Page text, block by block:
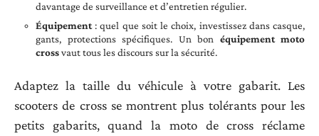
davantage de surveillance et d’entretien régulier.
Équipement: quel que soit le choix, investissez dans casque,
gants, protections spécifiques. Un bon équipement moto
crossvaut tous les discours sur la sécurité.
Adaptez la taille du véhicule à votre gabarit. Les
scooters de cross se montrent plus tolérants pour les
petits gabarits, quand la moto de cross réclame